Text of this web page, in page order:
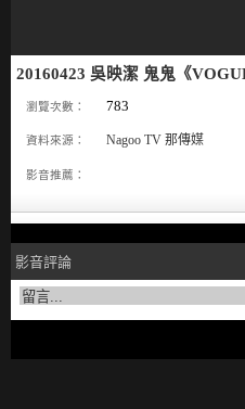
20160423 吳映潔 鬼鬼《
瀏覽次數： 783
資料來源： Nagoo TV 那傳媒
影音推薦：
影音評論